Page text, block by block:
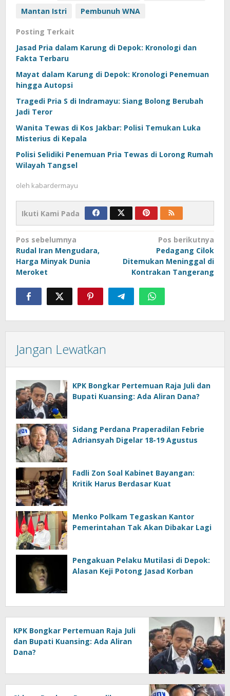
Mantan Istri
Pembunuh WNA
Posting Terkait
Jasad Pria dalam Karung di Depok: Kronologi dan
Fakta Terbaru
Mayat dalam Karung di Depok: Kronologi Penemuan
hingga Autopsi
Tragedi Pria S di Indramayu: Siang Bolong Berubah
Jadi Teror
Wanita Tewas di Kos Jakbar: Polisi Temukan Luka
Misterius di Kepala
Polisi Selidiki Penemuan Pria Tewas di Lorong Rumah
Wilayah Tangsel
oleh kabardermayu
Ikuti Kami Pada
Navigasi
pos
Pos sebelumnya
Rudal Iran Mengudara,
Harga Minyak Dunia
Meroket
Pos berikutnya
Pedagang Cilok
Ditemukan Meninggal di
Kontrakan Tangerang
Jangan Lewatkan
KPK Bongkar Pertemuan Raja Juli dan
Bupati Kuansing: Ada Aliran Dana?
Sidang Perdana Praperadilan Febrie
Adriansyah Digelar 18-19 Agustus
Fadli Zon Soal Kabinet Bayangan:
Kritik Harus Berdasar Kuat
Menko Polkam Tegaskan Kantor
Pemerintahan Tak Akan Dibakar Lagi
Pengakuan Pelaku Mutilasi di Depok:
Alasan Keji Potong Jasad Korban
KPK Bongkar Pertemuan Raja Juli
dan Bupati Kuansing: Ada Aliran
Dana?